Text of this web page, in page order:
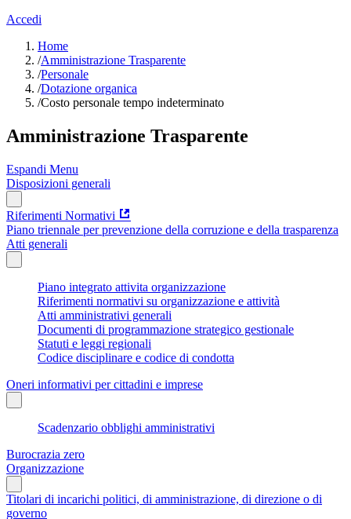
Accedi
Home
/Amministrazione Trasparente
/Personale
/Dotazione organica
/Costo personale tempo indeterminato
Amministrazione Trasparente
Espandi Menu
Disposizioni generali
Riferimenti Normativi
Piano triennale per prevenzione della corruzione e della trasparenza
Atti generali
Piano integrato attivita organizzazione
Riferimenti normativi su organizzazione e attività
Atti amministrativi generali
Documenti di programmazione strategico gestionale
Statuti e leggi regionali
Codice disciplinare e codice di condotta
Oneri informativi per cittadini e imprese
Scadenzario obblighi amministrativi
Burocrazia zero
Organizzazione
Titolari di incarichi politici, di amministrazione, di direzione o di
governo